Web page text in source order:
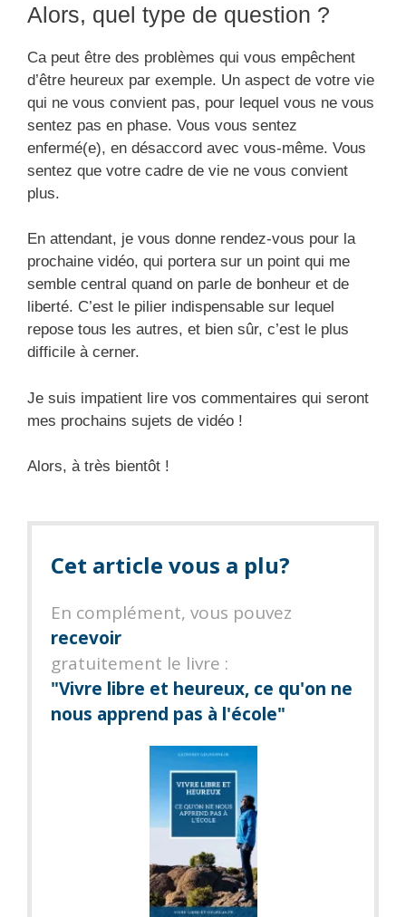
Alors, quel type de question ?
Ca peut être des problèmes qui vous empêchent
d’être heureux par exemple. Un aspect de votre vie
qui ne vous convient pas, pour lequel vous ne vous
sentez pas en phase. Vous vous sentez
enfermé(e), en désaccord avec vous-même. Vous
sentez que votre cadre de vie ne vous convient
plus.
En attendant, je vous donne rendez-vous pour la
prochaine vidéo, qui portera sur un point qui me
semble central quand on parle de bonheur et de
liberté. C’est le pilier indispensable sur lequel
repose tous les autres, et bien sûr, c’est le plus
difficile à cerner.
Je suis impatient lire vos commentaires qui seront
mes prochains sujets de vidéo !
Alors, à très bientôt !
Cet article vous a plu?
En complément, vous pouvez
recevoir
gratuitement le livre :
"Vivre libre et heureux, ce qu'on ne
nous apprend pas à l'école"